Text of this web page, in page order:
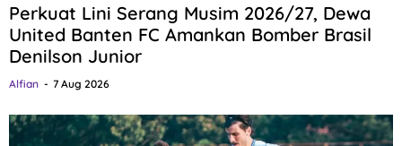
Perkuat Lini Serang Musim 2026/27, Dewa
United Banten FC Amankan Bomber Brasil
Denilson Junior
Alfian 7 Aug 2026